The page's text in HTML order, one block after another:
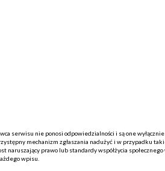
serwisu nie ponosi odpowiedzialności i są one
mechanizm zgłaszania nadużyć i w przypadku
naruszający prawo lub standardy współżycia
wpisu.